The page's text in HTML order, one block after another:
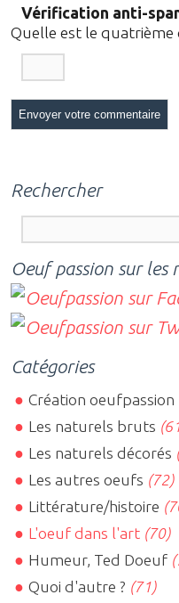
Vérification anti-
Quelle est le quatrième
Rechercher
Oeuf passion sur les
Catégories
Création oeufpassion
Les naturels bruts
Les naturels décorés
Les autres oeufs (72)
Littérature/histoire
L'oeuf dans l'art (70)
Humeur, Ted Doeuf
Quoi d'autre ? (71)